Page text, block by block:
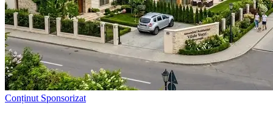
Conținut Sponsorizat